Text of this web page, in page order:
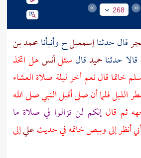
268
قال حدثناإسمعيلح وأنبأنامحمد بن
قالا حدثناحميدقال سئلأنسهل اتخذ
خاتما قال نعم أخر ليلة صلاة العشاء
الليل فلما أن صلى أقبل النبي صلى الله
ثم قالإنكم لن تزالوا في صلاة ما
أنظر إلى وبيص خاتمه في حديثعليإلى